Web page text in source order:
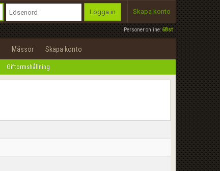
Personer online:68st
Logga in Skapa konto
Mässor Skapa konto
Giftormshållning